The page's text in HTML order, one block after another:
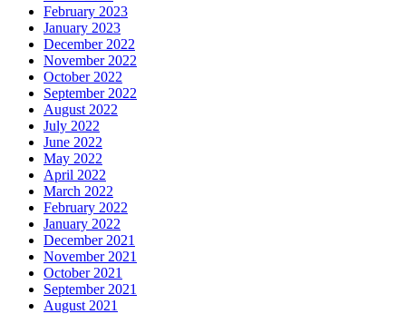
February 2023
January 2023
December 2022
November 2022
October 2022
September 2022
August 2022
July 2022
June 2022
May 2022
April 2022
March 2022
February 2022
January 2022
December 2021
November 2021
October 2021
September 2021
August 2021